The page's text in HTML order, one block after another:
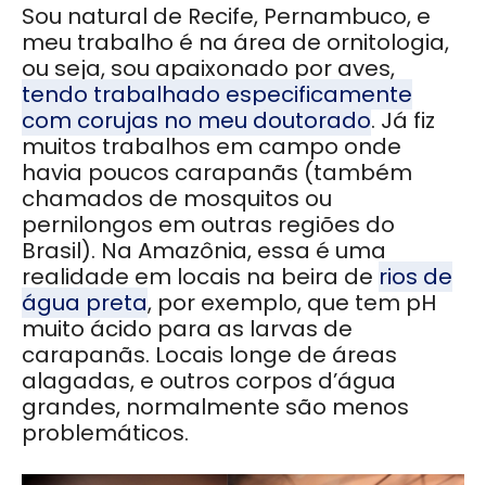
Sou natural de Recife, Pernambuco, e
meu trabalho é na área de ornitologia,
ou seja, sou apaixonado por aves,
tendo trabalhado especificamente
com corujas no meu doutorado. Já fiz
muitos trabalhos em campo onde
havia poucos carapanãs (também
chamados de mosquitos ou
pernilongos em outras regiões do
Brasil). Na Amazônia, essa é uma
realidade em locais na beira de rios de
água preta, por exemplo, que tem pH
muito ácido para as larvas de
carapanãs. Locais longe de áreas
alagadas, e outros corpos d’água
grandes, normalmente são menos
problemáticos.